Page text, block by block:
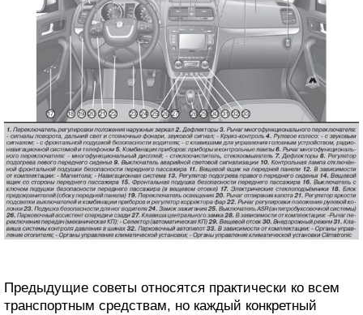
Предыдущие советы относятся практически ко всем
транспортным средствам, но каждый конкретный